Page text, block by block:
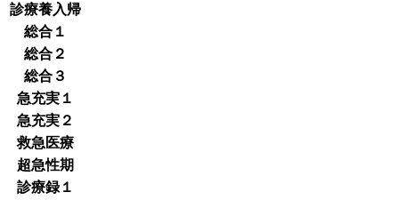
診療養入帰
総合１
総合２
総合３
急充実１
急充実２
救急医療
超急性期
診療録１